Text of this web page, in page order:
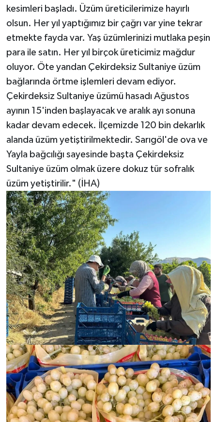
kesimleri başladı. Üzüm üreticilerimize hayırlı
olsun. Her yıl yaptığımız bir çağrı var yine tekrar
etmekte fayda var. Yaş üzümlerinizi mutlaka peşin
para ile satın. Her yıl birçok üreticimiz mağdur
oluyor. Öte yandan Çekirdeksiz Sultaniye üzüm
bağlarında örtme işlemleri devam ediyor.
Çekirdeksiz Sultaniye üzümü hasadı Ağustos
ayının 15'inden başlayacak ve aralık ayı sonuna
kadar devam edecek. İlçemizde 120 bin dekarlık
alanda üzüm yetiştirilmektedir. Sarıgöl'de ova ve
Yayla bağcılığı sayesinde başta Çekirdeksiz
Sultaniye üzüm olmak üzere dokuz tür sofralık
üzüm yetiştirilir." (İHA)